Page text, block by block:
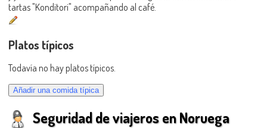
tartas "Konditori" acompañando al café.
Platos típicos
Todavía no hay platos típicos.
Seguridad de viajeros en Noruega